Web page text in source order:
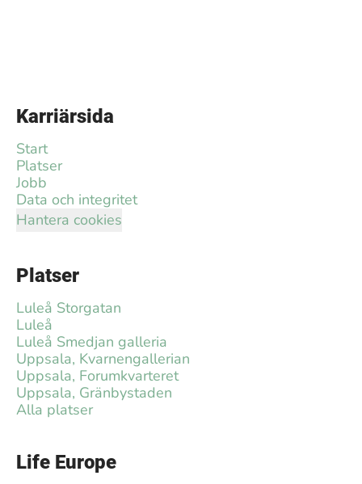
Karriärsida
Start
Platser
Jobb
Data och integritet
Hantera cookies
Platser
Luleå Storgatan
Luleå
Luleå Smedjan galleria
Uppsala, Kvarnengallerian
Uppsala, Forumkvarteret
Uppsala, Gränbystaden
Alla platser
Life Europe